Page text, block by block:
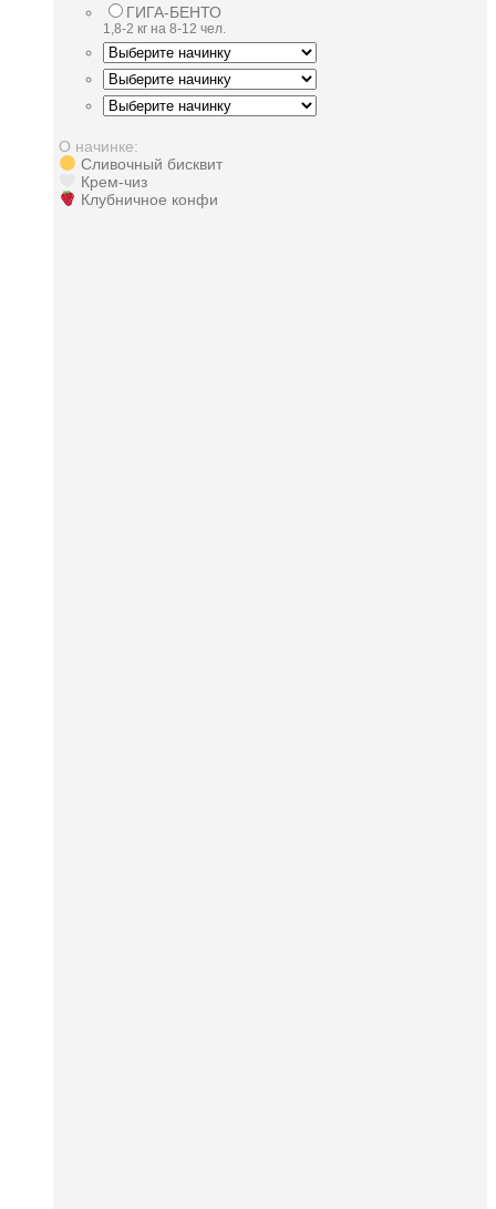
ГИГА-БЕНТО
1,8-2 кг на 8-12 чел.
О начинке:
Сливочный бисквит
Крем-чиз
Клубничное конфи